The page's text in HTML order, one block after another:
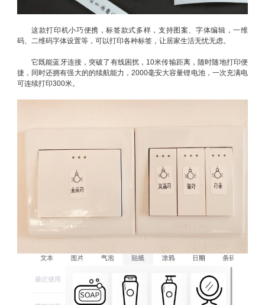
这款打印机小巧便携，标签款式多样，支持图案、字体编辑，一维
码、二维码字体设置等，可以打印各种标签，让居家生活无忧无虑。
它既能蓝牙连接，突破了有线困扰，10米传输距离，随时随地打印便
捷，同时还拥有强大的的续航能力，2000毫安大容量锂电池，一次充满电
可连续打印300米。